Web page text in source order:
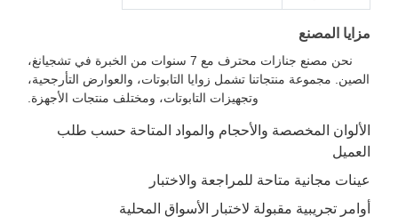
مزايا المصنع
نحن مصنع جنازات محترف مع 7 سنوات من الخبرة في تشجيانغ،
الصين. مجموعة منتجاتنا تشمل زوايا التابوتات، والعوارض التأرجحية،
وتجهيزات التابوتات، ومختلف منتجات الأجهزة.
الألوان المخصصة والأحجام والمواد المتاحة حسب طلب
العميل
عينات مجانية متاحة للمراجعة والاختبار
أوامر تجريبية مقبولة لاختبار الأسواق المحلية